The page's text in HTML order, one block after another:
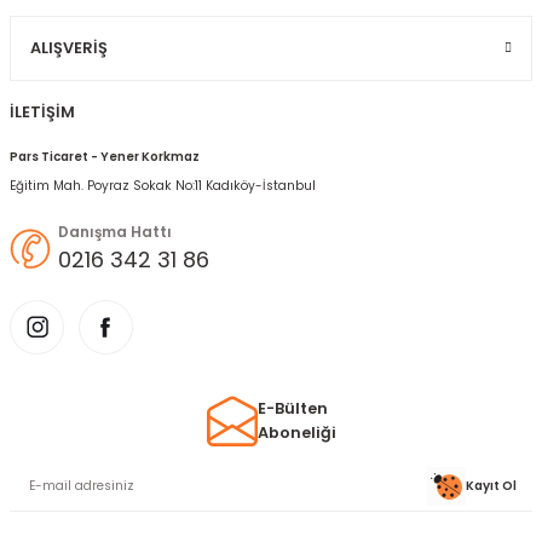
ALIŞVERIŞ
İLETİŞİM
Pars Ticaret - Yener Korkmaz
Eğitim Mah. Poyraz Sokak No:11 Kadıköy-İstanbul
Danışma Hattı
0216 342 31 86
E-Bülten
Aboneliği
Kayıt Ol